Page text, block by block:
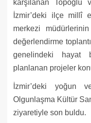
karşılanan Topoğlu
İzmir’deki ilçe millî
merkezi
değerlendirme
genelindeki hayat
planlanan projeler
İzmir’deki yoğun
Olgunlaşma Kültür
ziyaretiyle son buldu.